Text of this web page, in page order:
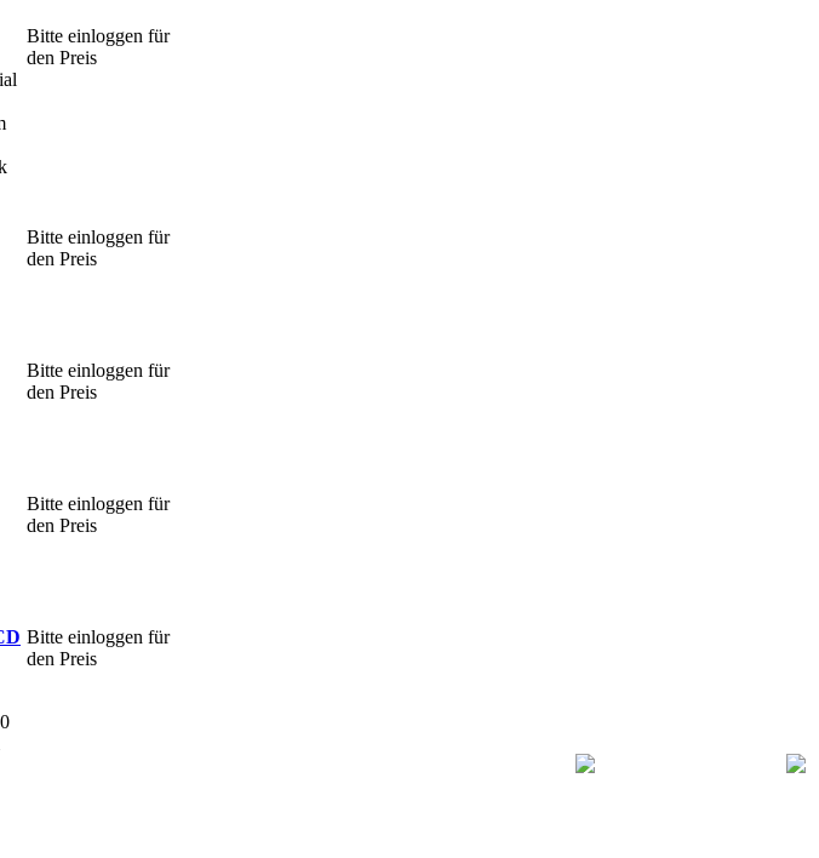
Bitte einloggen für
den Preis
Bitte einloggen für
den Preis
Bitte einloggen für
den Preis
Bitte einloggen für
den Preis
Bitte einloggen für
den Preis